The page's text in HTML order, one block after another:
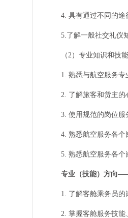
4. 具有通过不同的途径
5.了解一般社交礼仪知
（2）专业知识和技能
1. 熟悉与航空服务专
2. 了解旅客和货主的心
3. 使用规范的岗位服务
4. 熟悉航空服务各个岗
5. 熟悉航空服务各个岗
专业（技能）方向
1. 了解客舱乘务员的
2. 掌握客舱服务技能、